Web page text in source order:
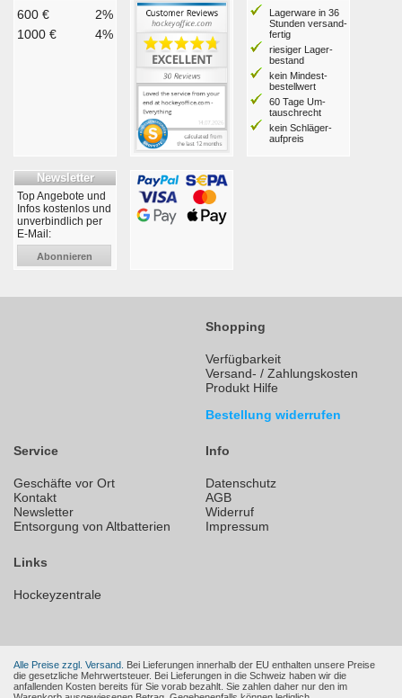
600 €
2%
1000 €
4%
Lagerware in 36
Stunden ver­sand­
fertig
riesiger Lager­
bestand
kein Mindest­
bestell­wert
60 Tage Um­
tausch­recht
kein Schläger­
aufpreis
Newsletter
Top Angebote und
Infos kostenlos und
unverbindlich per
E-Mail:
Abonnieren
Shopping
Verfügbarkeit
Versand- / Zahlungskosten
Produkt Hilfe
Bestellung widerrufen
Service
Geschäfte vor Ort
Kontakt
Newsletter
Entsorgung von Altbatterien
Info
Datenschutz
AGB
Widerruf
Impressum
Links
Hockeyzentrale
Alle Preise zzgl. Versand. Bei Lieferungen innerhalb der EU enthalten unsere Preise
die gesetzliche Mehrwertsteuer. Bei Lieferungen in die Schweiz haben wir die
anfallenden Kosten bereits für Sie vorab bezahlt. Sie zahlen daher nur den im